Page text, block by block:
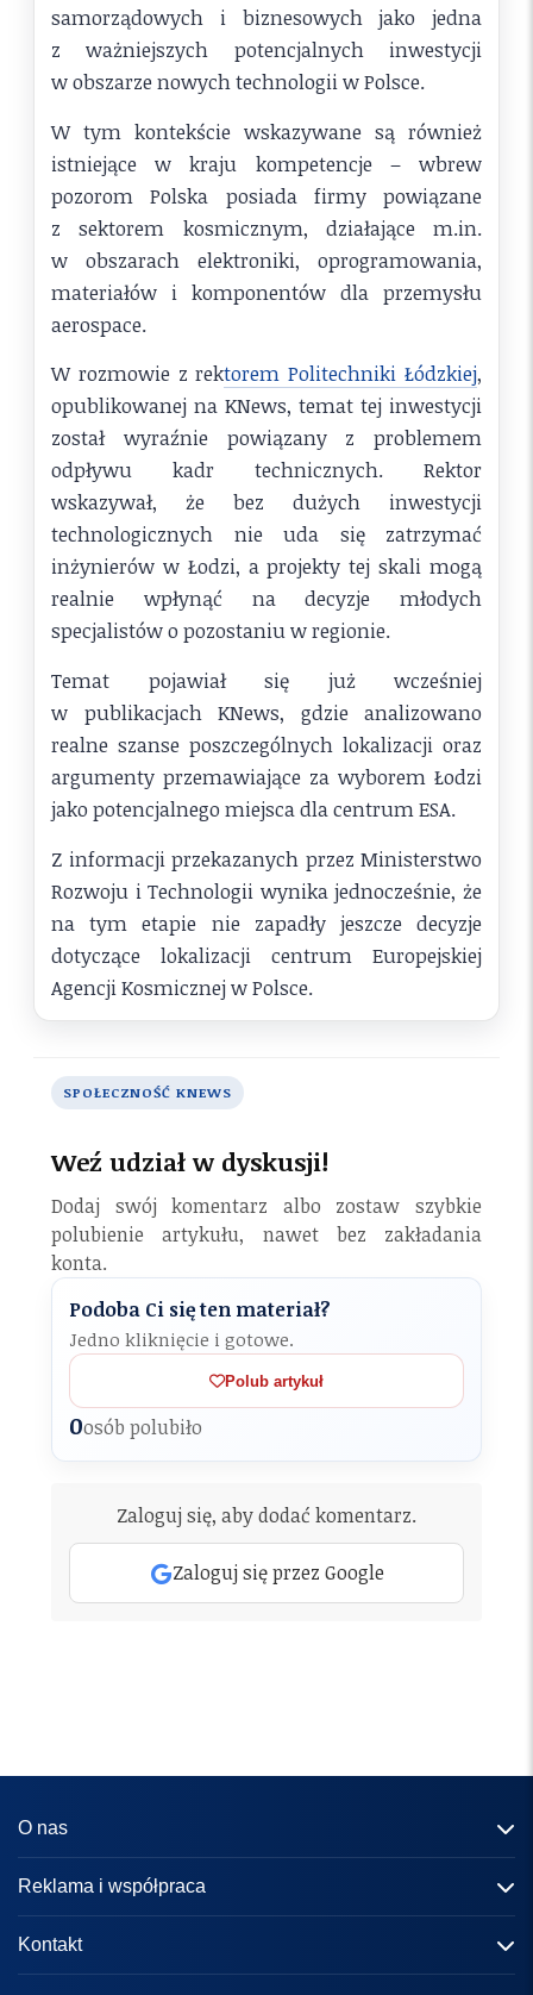
samorządowych i biznesowych jako jedna
z ważniejszych potencjalnych inwestycji
w obszarze nowych technologii w Polsce.
W tym kontekście wskazywane są również
istniejące w kraju kompetencje – wbrew
pozorom Polska posiada firmy powiązane
z sektorem kosmicznym, działające m.in.
w obszarach elektroniki, oprogramowania,
materiałów i komponentów dla przemysłu
aerospace.
W rozmowie z rektorem Politechniki Łódzkiej,
opublikowanej na KNews, temat tej inwestycji
został wyraźnie powiązany z problemem
odpływu kadr technicznych. Rektor
wskazywał, że bez dużych inwestycji
technologicznych nie uda się zatrzymać
inżynierów w Łodzi, a projekty tej skali mogą
realnie wpłynąć na decyzje młodych
specjalistów o pozostaniu w regionie.
Temat pojawiał się już wcześniej
w publikacjach KNews, gdzie analizowano
realne szanse poszczególnych lokalizacji oraz
argumenty przemawiające za wyborem Łodzi
jako potencjalnego miejsca dla centrum ESA.
Z informacji przekazanych przez Ministerstwo
Rozwoju i Technologii wynika jednocześnie, że
na tym etapie nie zapadły jeszcze decyzje
dotyczące lokalizacji centrum Europejskiej
Agencji Kosmicznej w Polsce.
SPOŁECZNOŚĆ KNEWS
Weź udział w dyskusji!
Dodaj swój komentarz albo zostaw szybkie
polubienie artykułu, nawet bez zakładania
konta.
Podoba Ci się ten materiał?
Jedno kliknięcie i gotowe.
Polub artykuł
0osób polubiło
Zaloguj się, aby dodać komentarz.
Zaloguj się przez Google
O nas
Informacje o portalu
Kariera
Reklama i współpraca
Reklama
Kontakt